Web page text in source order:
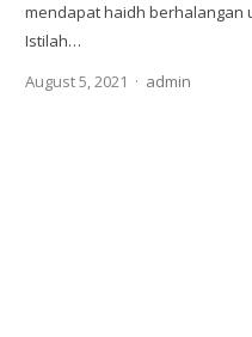
mendapat haidh berhalangan
Istilah…
August 5, 2021
Author
admin